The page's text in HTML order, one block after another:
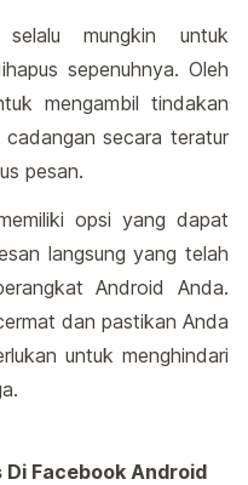
mungkin untuk
sepenuhnya. Oleh
mengambil tindakan
secara teratur
pesan.
opsi yang dapat
langsung yang telah
Android Anda.
dan pastikan Anda
untuk menghindari
Facebook Android